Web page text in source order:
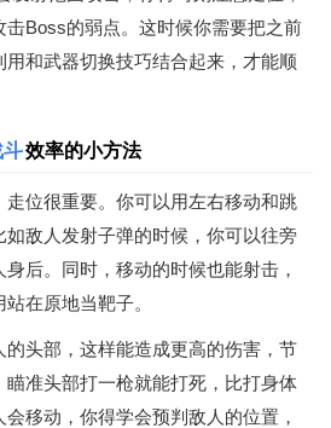
击Boss的弱点。这时候你需要把之前
和武器切换技巧结合起来，才能顺
斗效率的小方法
位很重要。你可以用左右移动和跳
如敌人发射子弹的时候，你可以往旁
后。同时，移动的时候也能射击，
在原地当靶子。
头部，这样能造成更高的伤害，节
准头部打一枪就能打死，比打身体
移动，你得学会预判敌人的位置，